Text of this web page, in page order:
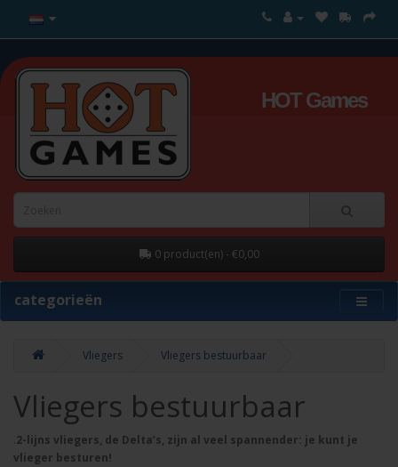
HOT Games
0 product(en) - €0,00
categorieën
Vliegers Vliegers bestuurbaar
Vliegers bestuurbaar
.2-lijns vliegers, de Delta’s, zijn al veel spannender: je kunt je
vlieger besturen!